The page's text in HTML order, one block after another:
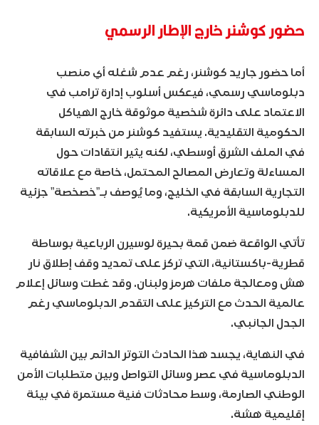
حضور كوشنر خارج الإطار الرسمي
أما حضور جاريد كوشنر، رغم عدم شغله أي منصب
دبلوماسي رسمي، فيعكس أسلوب إدارة ترامب في
الاعتماد على دائرة شخصية موثوقة خارج الهياكل
الحكومية التقليدية. يستفيد كوشنر من خبرته السابقة
في الملف الشرق أوسطي، لكنه يثير انتقادات حول
المساءلة وتعارض المصالح المحتمل، خاصة مع علاقاته
التجارية السابقة في الخليج، وما يُوصف بـ”خصخصة” جزئية
للدبلوماسية الأمريكية.
تأتي الواقعة ضمن قمة بحيرة لوسيرن الرباعية بوساطة
قطرية-باكستانية، التي تركز على تمديد وقف إطلاق نار
هش ومعالجة ملفات هرمز ولبنان. وقد غطت وسائل إعلام
عالمية الحدث مع التركيز على التقدم الدبلوماسي رغم
الجدل الجانبي.
في النهاية، يجسد هذا الحادث التوتر الدائم بين الشفافية
الدبلوماسية في عصر وسائل التواصل وبين متطلبات الأمن
الوطني الصارمة، وسط محادثات فنية مستمرة في بيئة
إقليمية هشة.